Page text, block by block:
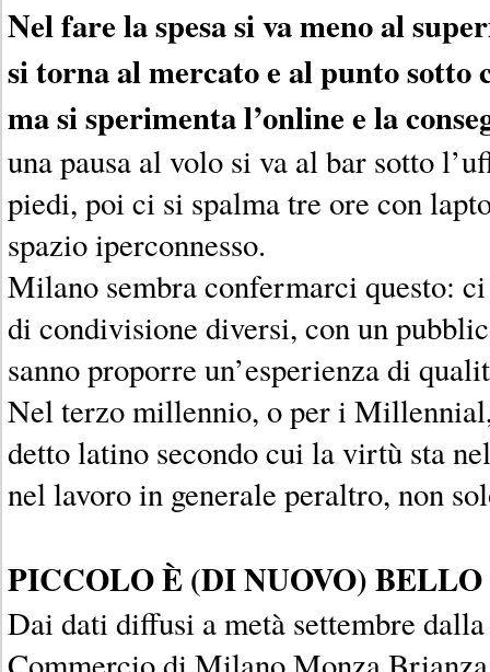
Nel fare la spesa si va meno al
si torna al mercato e al punto sotto
ma si sperimenta l’online e la
una pausa al volo si va al bar sotto
piedi, poi ci si spalma tre ore con
spazio iperconnesso.
Milano sembra confermarci questo: ci
di condivisione diversi, con un
sanno proporre un’esperienza di
Nel terzo millennio, o per i
detto latino secondo cui la virtù sta
nel lavoro in generale peraltro, non
PICCOLO È (DI NUOVO) BELLO
Dai dati diffusi a metà settembre